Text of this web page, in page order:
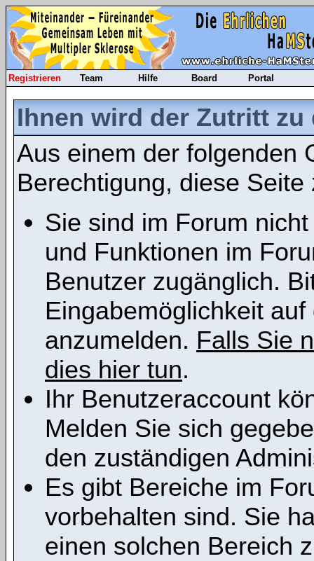
Registrieren Team Hilfe Board Portal
Ihnen wird der Zutritt
Aus einem der folgenden
Berechtigung, diese Seite
Sie sind im Forum
und Funktionen im
Benutzer zugänglich.
Eingabemöglichkeit
anzumelden. Falls Sie
dies hier tun.
Ihr Benutzeraccount
Melden Sie sich
den zuständigen
Es gibt Bereiche im
vorbehalten sind. Sie
einen solchen Bereich